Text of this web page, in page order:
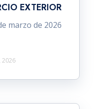
EXTERIOR
marzo de 2026
2026